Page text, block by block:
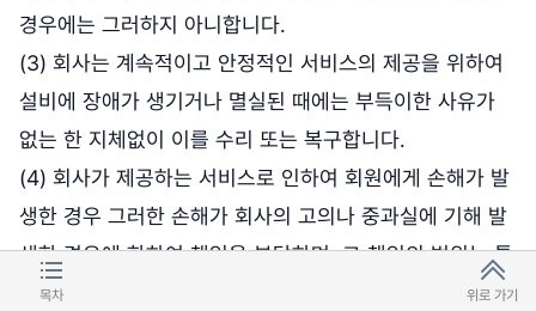
경우에는 그러하지 아니합니다.
(3) 회사는 계속적이고 안정적인 서비스의 제공을 위하여
설비에 장애가 생기거나 멸실된 때에는 부득이한 사유가
없는 한 지체없이 이를 수리 또는 복구합니다.
(4) 회사가 제공하는 서비스로 인하여 회원에게 손해가 발
생한 경우 그러한 손해가 회사의 고의나 중과실에 기해 발
생한 경우에 한하여 책임을 부담하며, 그 책임의 범위는 통
상손해에 한합니다.
목차 위로 가기